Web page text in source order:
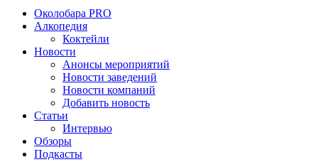
Околобара PRO
Алкопедия
Коктейли
Новости
Анонсы мероприятий
Новости заведений
Новости компаний
Добавить новость
Статьи
Интервью
Обзоры
Подкасты